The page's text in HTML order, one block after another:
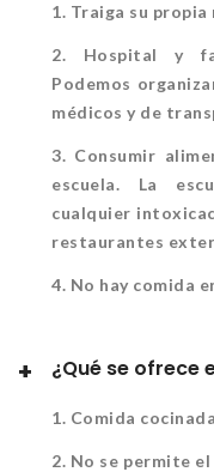
1. Traiga su propia
2. Hospital y
Podemos
médicos y de
3. Consumir
escuela. La
cualquier
restaurantes
4. No hay comida
¿Qué se ofrece
1. Comida
2. No se permite